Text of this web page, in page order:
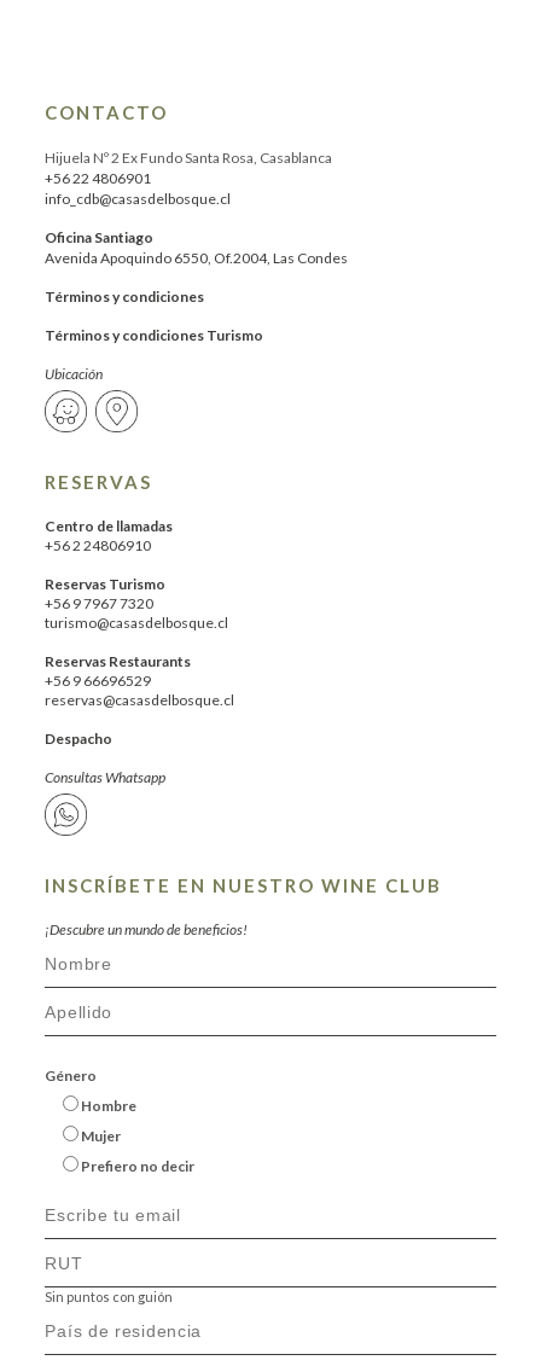
CONTACTO
Hijuela Nº 2 Ex Fundo Santa Rosa, Casablanca
+56 22 4806901
info_cdb@casasdelbosque.cl
Oficina Santiago
Avenida Apoquindo 6550, Of.2004, Las Condes
Términos y condiciones
Términos y condiciones Turismo
Ubicación
RESERVAS
Centro de llamadas
+56 2 24806910
Reservas Turismo
+56 9 7967 7320
turismo@casasdelbosque.cl
Reservas Restaurants
+56 9 66696529
reservas@casasdelbosque.cl
Despacho
Consultas Whatsapp
INSCRÍBETE EN NUESTRO WINE CLUB
¡Descubre un mundo de beneficios!
Género
Hombre
Mujer
Prefiero no decir
Sin puntos con guión